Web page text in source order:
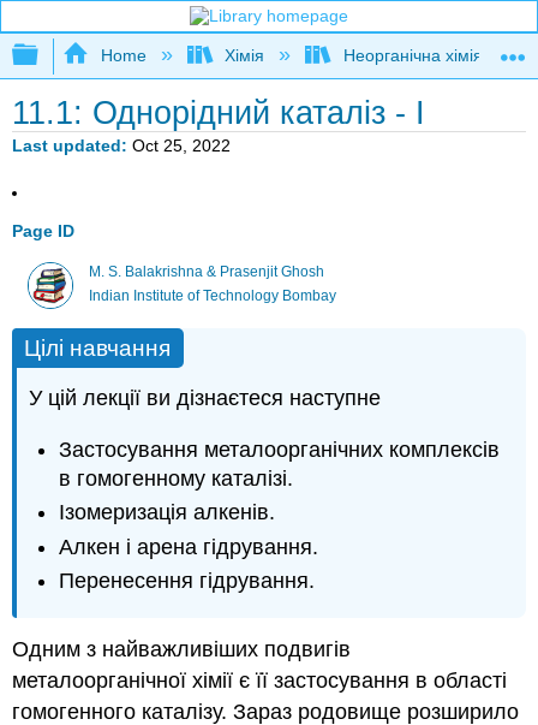
Expand/collapse global hierarchy
Home Хімія Неорганічна хімія
11.1: Однорідний каталіз - I
Last updated Oct 25, 2022
Page ID
M. S. Balakrishna & Prasenjit Ghosh
Indian Institute of Technology Bombay
Цілі навчання
У цій лекції ви дізнаєтеся наступне
Застосування металоорганічних комплексів
в гомогенному каталізі.
Ізомеризація алкенів.
Алкен і арена гідрування.
Перенесення гідрування.
Одним з найважливіших подвигів
металоорганічної хімії є її застосування в області
гомогенного каталізу. Зараз родовище розширило